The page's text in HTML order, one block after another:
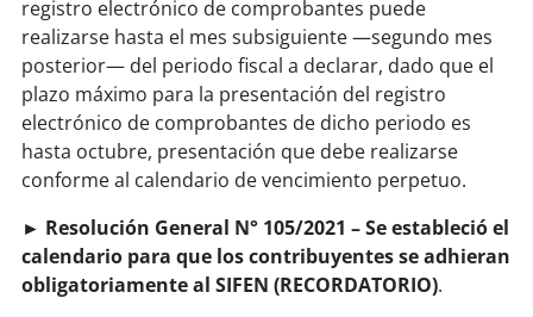
registro electrónico de comprobantes puede
realizarse hasta el mes subsiguiente —segundo mes
posterior— del periodo fiscal a declarar, dado que el
plazo máximo para la presentación del registro
electrónico de comprobantes de dicho periodo es
hasta octubre, presentación que debe realizarse
conforme al calendario de vencimiento perpetuo.
► Resolución General N° 105/2021 – Se estableció el
calendario para que los contribuyentes se adhieran
obligatoriamente al SIFEN (RECORDATORIO).